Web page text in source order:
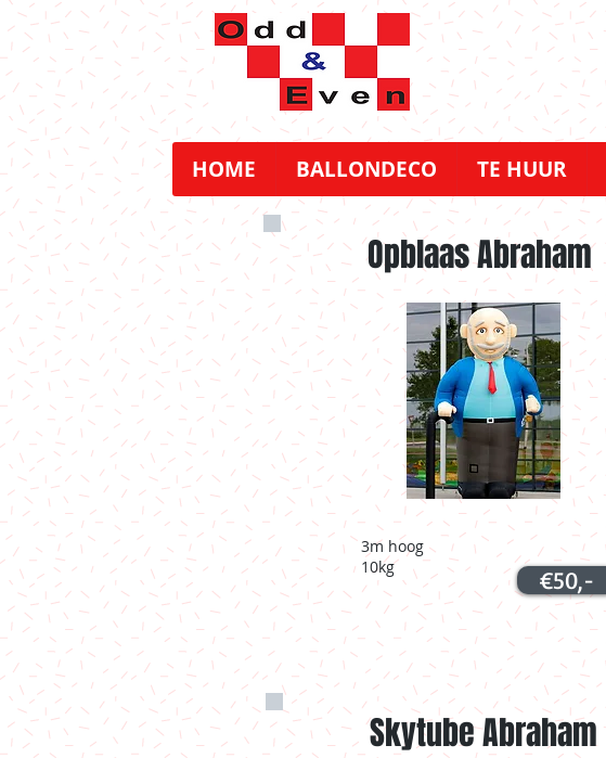
HOME BALLONDECO TE HUUR
Opblaas Abraham
€50,-
3m hoog
10kg
Skytube Abraham